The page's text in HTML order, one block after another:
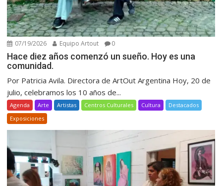
07/19/2026 Equipo Artout 0
Hace diez años comenzó un sueño. Hoy es una
comunidad.
Por Patricia Avila. Directora de ArtOut Argentina Hoy, 20 de
julio, celebramos los 10 años de...
Agenda Arte Artistas Centros Culturales Cultura
Destacados
Exposiciones